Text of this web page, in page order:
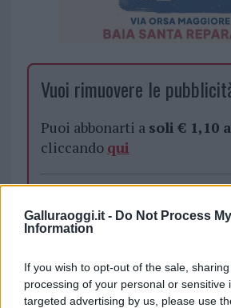
Galluraoggi.it - Do Not Process
Information
If you wish to opt-out of the sale,
processing of your personal or sensitive
targeted advertising by us, please use
Vuoi rimuovere le
Puoi abbonarti a soli € 1,10
cliccando qui
Sei già abbonato?
Puoi effettuare l'accesso
cliccandoqui